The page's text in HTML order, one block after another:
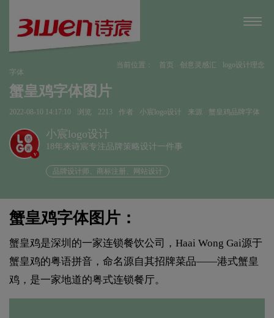
当前位置： 首页 创意灵感汇
logo设计理念
字体
蟹皇鸡字体图片
2022-08-10 14:17:10 浏览 2213 作者 小宸logo设计 来源 蟹皇鸡品牌字体
v
小宸logo设计
18年来诗宸专注品牌策略设计一件事
品牌设计师、商标注册、网站设计
蟹皇鸡字体图片：
蟹皇鸡是深圳的一家连锁餐饮公司，Haai Wong Gai源于
蟹皇鸡的粤语拼音，命名源自其招牌菜品——港式蟹皇
鸡，是一家地道的粤式连锁餐厅。